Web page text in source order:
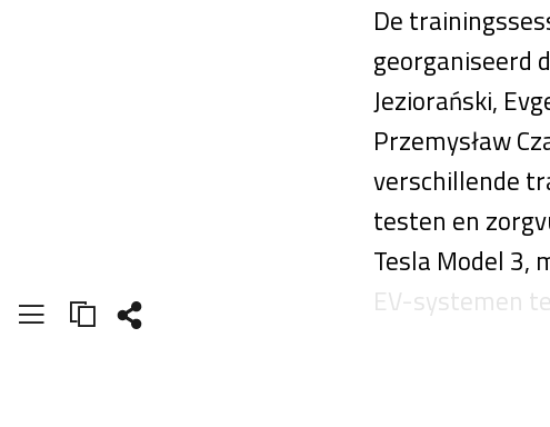
De
georganiseerd
Jeziorański,
Przemysław
verschillende
testen en
Tesla Model 3,
EV-systemen